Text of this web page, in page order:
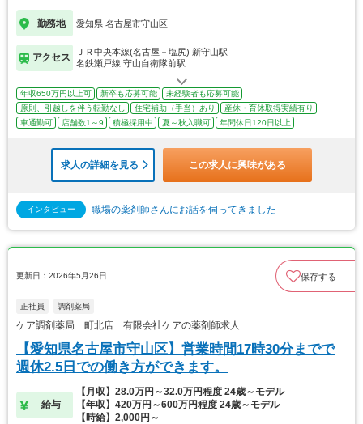
勤務地 愛知県 名古屋市守山区
アクセス
ＪＲ中央本線(名古屋－塩尻) 新守山駅
名鉄瀬戸線 守山自衛隊前駅
年収650万円以上可 新卒も応募可能
未経験者も応募可能
原則、引越しを伴う転勤なし
住宅補助（手当）あり
産休・育休取得実績有り
車通勤可
店舗数1～9 積極採用中 夏～秋入職可 年間休日120日以上
求人の詳細を見る この求人に興味がある
インタビュー 職場の薬剤師さんにお話を伺ってきました
更新日：2026年5月26日 保存する
正社員 調剤薬局
ケア調剤薬局 町北店 有限会社ケアの薬剤師求人
【愛知県名古屋市守山区】営業時間17時30分までで
週休2.5日での働き方ができます。
給与
【月収】28.0万円～32.0万円程度 24歳～モデル
【年収】420万円～600万円程度 24歳～モデル
【時給】2,000円～